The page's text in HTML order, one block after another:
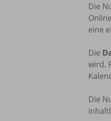
Die
eine
Die
wird.
Die